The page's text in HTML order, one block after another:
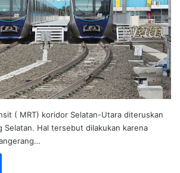
( MRT) koridor Selatan-Utara diteruskan
Selatan. Hal tersebut dilakukan karena